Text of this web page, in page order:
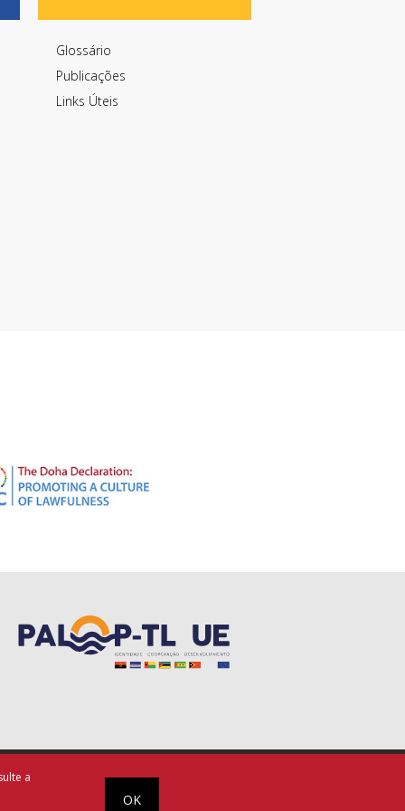
a
OK
Glossário
Publicações
Links Úteis
a nossa Newsletter!
Li e aceito os Termos de Utilização